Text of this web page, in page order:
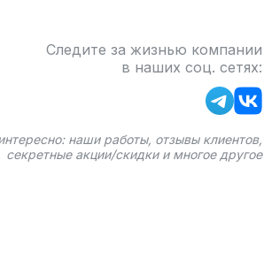
Следите за жизнью компании
в наших соц. сетях:
наши работы, отзывы клиентов,
секретные акции/скидки и многое другое